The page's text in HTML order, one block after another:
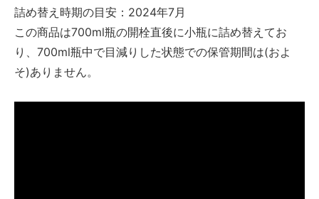
詰め替え時期の目安：2024年7月
この商品は700ml瓶の開栓直後に小瓶に詰め替えてお
り、700ml瓶中で目減りした状態での保管期間は(およ
そ)ありません。